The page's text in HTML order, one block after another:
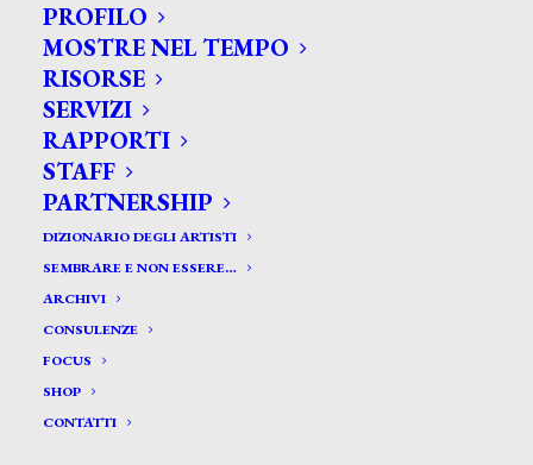
PROFILO
MOSTRE NEL TEMPO
RISORSE
SERVIZI
RAPPORTI
STAFF
PARTNERSHIP
DIZIONARIO DEGLI ARTISTI
SEMBRARE E NON ESSERE…
ARCHIVI
CONSULENZE
FOCUS
SHOP
CONTATTI
CERCA TRA GLI ARTISTI:
Search
for: